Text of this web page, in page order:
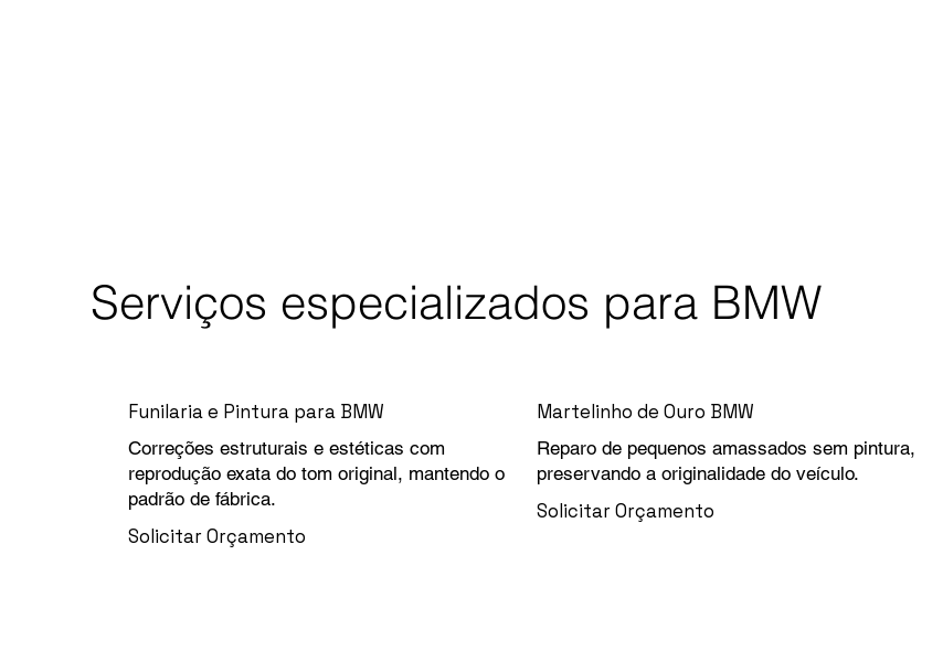
Serviços especializados para BMW
Funilaria e Pintura para BMW
Correções estruturais e estéticas com
reprodução exata do tom original, mantendo o
padrão de fábrica.
Solicitar Orçamento
Martelinho de Ouro BMW
Reparo de pequenos amassados sem pintura,
preservando a originalidade do veículo.
Solicitar Orçamento